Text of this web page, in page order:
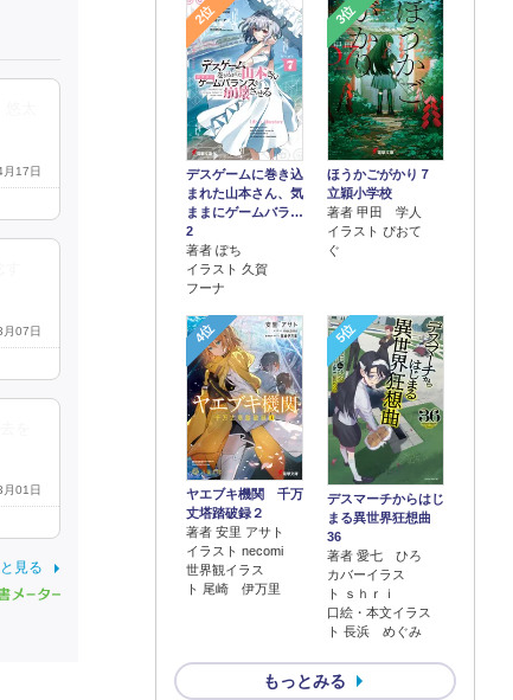
17日
07日
01日
見る
2位
デスゲームに巻き込
まれた山本さん、気
ままにゲームバラ…
2
著者 ぽち
イラスト 久賀
フーナ
3位
ほうかごがかり７
立穎小学校
著者 甲田 学人
イラスト ぴおて
ぐ
4位
ヤエブキ機関 千万
丈塔踏破録２
著者 安里 アサト
イラスト necomi
世界観イラス
ト 尾崎 伊万里
5位
デスマーチからはじ
まる異世界狂想曲
36
著者 愛七 ひろ
カバーイラス
ト ｓｈｒｉ
口絵・本文イラス
ト 長浜 めぐみ
もっとみる